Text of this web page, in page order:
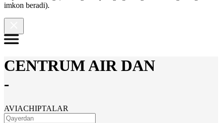
imkon beradi).
CENTRUM AIR DAN
-
AVIACHIPTALAR